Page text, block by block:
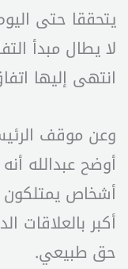
يتحققا حتى
لا يطال مبدأ
انتهى إليها
وعن موقف
أوضح عبدالله
أشخاص يمتلكون
أكبر بالعلاقات
حق طبيعي.